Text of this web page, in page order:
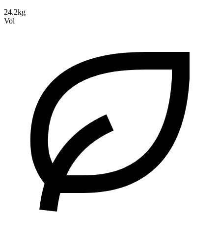
24.2kg
Vol